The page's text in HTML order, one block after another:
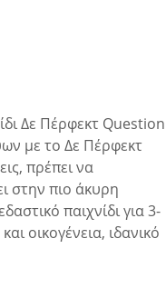
Δε Πέρφεκτ Question
με το Δε Πέρφεκτ
πρέπει να
στην πιο άκυρη
παιχνίδι για 3-
οικογένεια, ιδανικό